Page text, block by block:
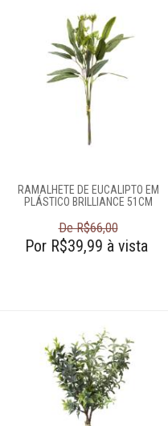
996588122
RAMALHETE DE EUCALIPTO EM
PLÁSTICO BRILLIANCE 51CM
De R$66,00
Por R$39,99 à vista